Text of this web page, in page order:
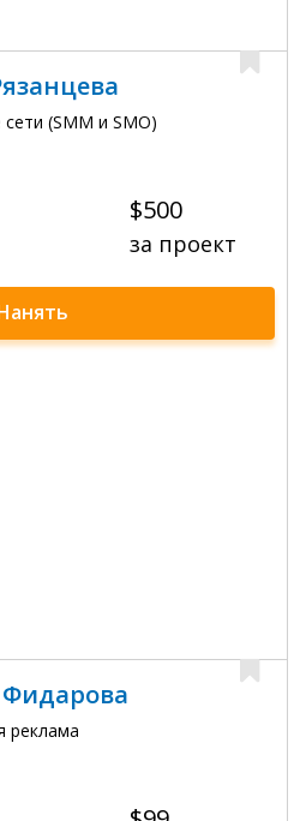
(SMM и SMO)
$500
за проект
реклама